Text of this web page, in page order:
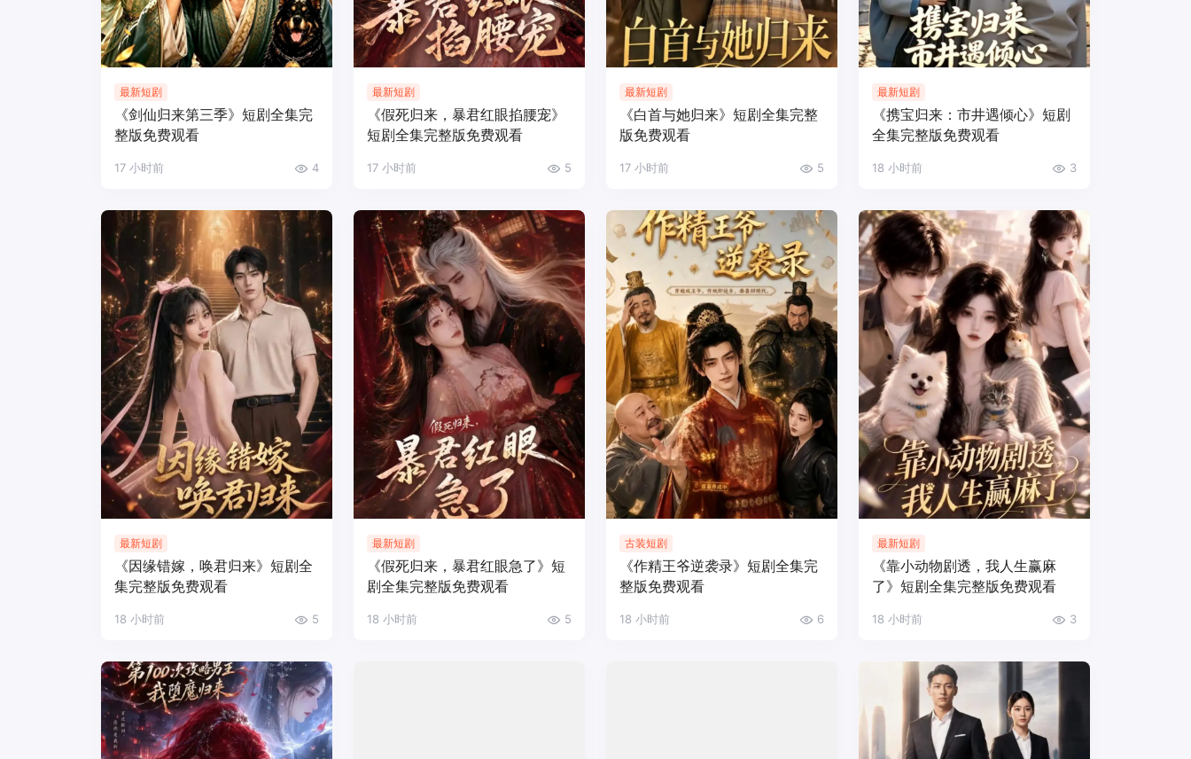
最新短剧
《剑仙归来第三季》短剧全集完
整版免费观看
17 小时前 4
最新短剧
《假死归来，暴君红眼掐腰宠》
短剧全集完整版免费观看
17 小时前 5
最新短剧
《白首与她归来》短剧全集完整
版免费观看
17 小时前 5
最新短剧
《携宝归来：市井遇倾心》短剧
全集完整版免费观看
18 小时前 3
最新短剧
《因缘错嫁，唤君归来》短剧全
集完整版免费观看
18 小时前 5
最新短剧
《假死归来，暴君红眼急了》短
剧全集完整版免费观看
18 小时前 5
古装短剧
《作精王爷逆袭录》短剧全集完
整版免费观看
18 小时前 6
最新短剧
《靠小动物剧透，我人生赢麻
了》短剧全集完整版免费观看
18 小时前 3